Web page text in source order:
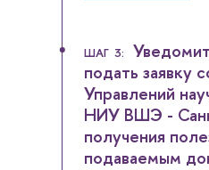
ШАГ 3:
подать заявку
Управлений
НИУ ВШЭ -
получения
подаваемым